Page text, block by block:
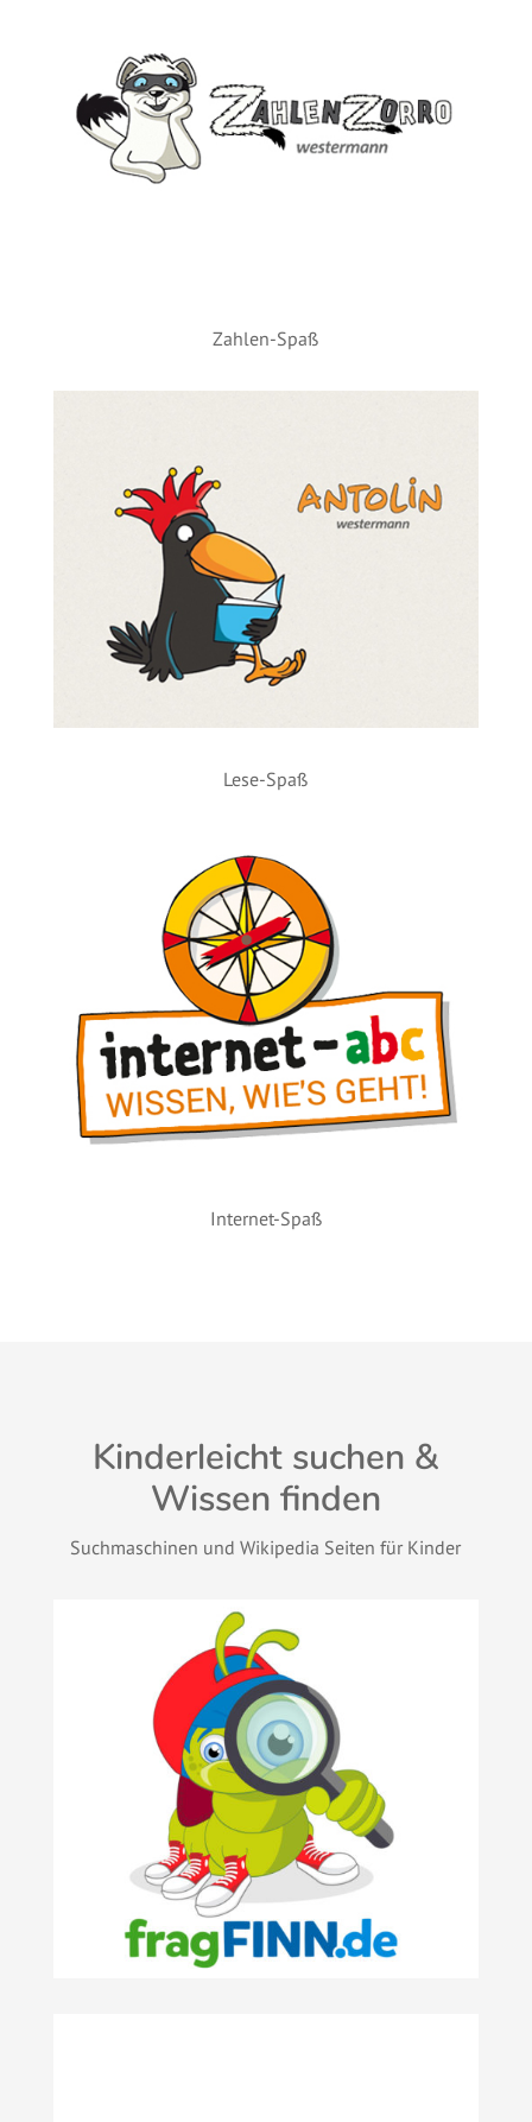
Zahlen-Spaß
Lese-Spaß
Internet-Spaß
Kinderleicht suchen &
Wissen finden
Suchmaschinen und Wikipedia Seiten für Kinder